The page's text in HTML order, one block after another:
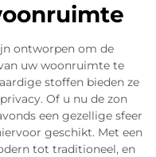
ontworpen om de
uw woonruimte te
stoffen bieden ze
Of u nu de zon
een gezellige sfeer
geschikt. Met een
tot traditioneel, en